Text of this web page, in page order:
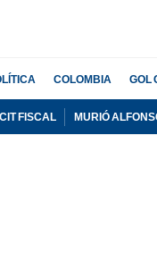
COLOMBIA GOL
FISCAL MURIÓ